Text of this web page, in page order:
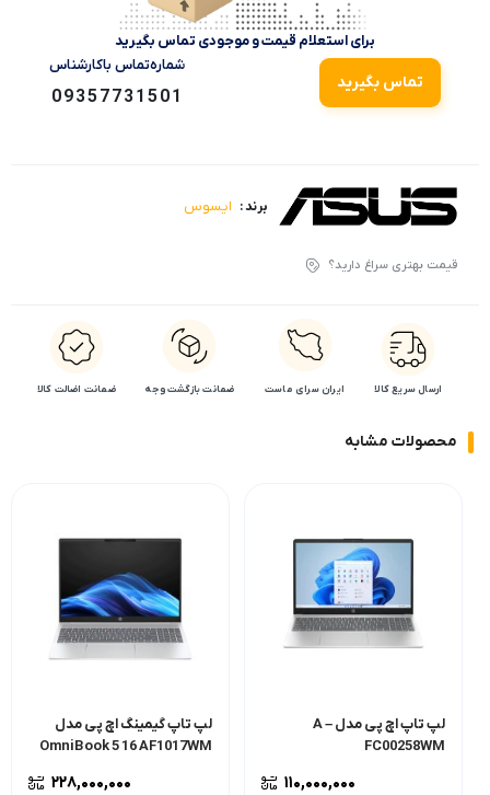
برای استعلام قیمت و موجودی تماس بگیرید
تماس بگیرید
شماره‌تماس‌ با‌کارشناس
09357731501
برند : ایسوس
قیمت بهتری سراغ دارید؟
ارسال سریع کالا ایران سرای ماست ضمانت بازگشت وجه ضمانت اضالت کالا
محصولات مشابه
لپ تاپ اچ پی مدل A –
FC00258WM
۱۱۰,۰۰۰,۰۰۰
لپ تاپ گیمینگ اچ پی مدل
OmniBook 5 16 AF1017WM
۲۲۸,۰۰۰,۰۰۰